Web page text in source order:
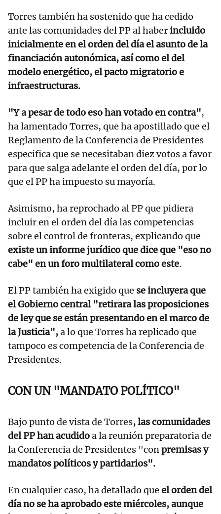
Torres también ha sostenido que ha cedido
ante las comunidades del PP al haberincluido
inicialmente en el orden del día el asunto de la
financiación autonómica, así como el del
modelo energético, el pacto migratorio e
infraestructuras.
"Y a pesar de todo eso han votado en contra",
ha lamentado Torres, que ha apostillado que el
Reglamento de la Conferencia de Presidentes
especifica que se necesitaban diez votos a favor
para que salga adelante el orden del día, por lo
que el PP ha impuesto su mayoría.
Asimismo, ha reprochado al PP que pidiera
incluir en el orden del día las competencias
sobre el control de fronteras, explicando que
existe un informe jurídico que dice que "eso no
cabe" en un foro multilateral como este.
El PP también ha exigido que se incluyera que
el Gobierno central "retirara las proposiciones
de ley que se están presentando en el marco de
la Justicia",a lo que Torres ha replicado que
tampoco es competencia de la Conferencia de
Presidentes.
CON UN "MANDATO POLÍTICO"
Bajo punto de vista de Torres, las comunidades
del PP han acudidoa la reunión preparatoria de
la Conferencia de Presidentes "conpremisas y
mandatos políticos y partidarios".
En cualquier caso, ha detallado que el orden del
día no se ha aprobado este miércoles, aunque